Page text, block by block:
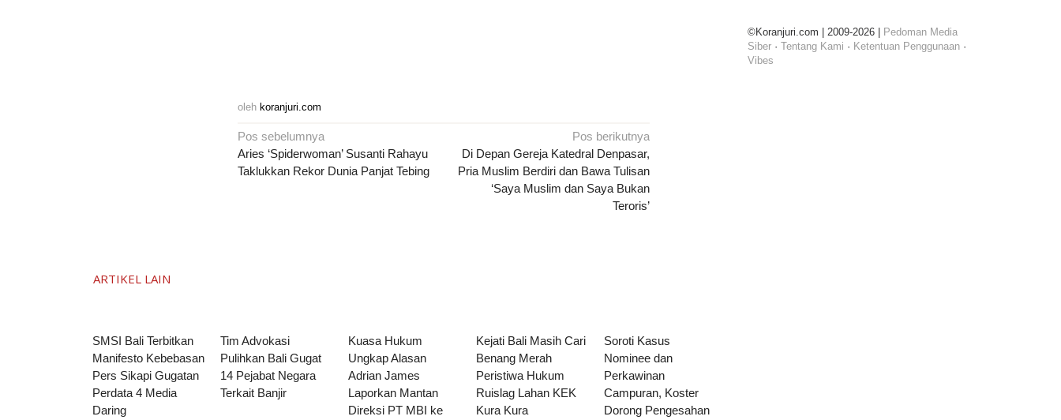
oleh koranjuri.com
Navigasi
pos
Pos sebelumnya
Aries ‘Spiderwoman’ Susanti Rahayu
Taklukkan Rekor Dunia Panjat Tebing
Pos berikutnya
Di Depan Gereja Katedral Denpasar,
Pria Muslim Berdiri dan Bawa Tulisan
‘Saya Muslim dan Saya Bukan
Teroris’
ARTIKEL LAIN
SMSI Bali Terbitkan
Manifesto Kebebasan
Pers Sikapi Gugatan
Perdata 4 Media
Daring
Tim Advokasi
Pulihkan Bali Gugat
14 Pejabat Negara
Terkait Banjir
Kuasa Hukum
Ungkap Alasan
Adrian James
Laporkan Mantan
Direksi PT MBI ke
Kejati Bali Masih Cari
Benang Merah
Peristiwa Hukum
Ruislag Lahan KEK
Kura Kura
Soroti Kasus
Nominee dan
Perkawinan
Campuran, Koster
Dorong Pengesahan
©Koranjuri.com | 2009-2026 | Pedoman Media
Siber ·Tentang Kami · Ketentuan Penggunaan ·
Vibes